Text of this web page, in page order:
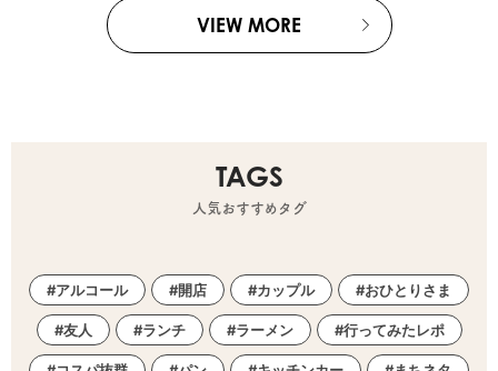
VIEW MORE
TAGS
人気おすすめタグ
アルコール 開店 カップル おひとりさま
友人 ランチ ラーメン 行ってみたレポ